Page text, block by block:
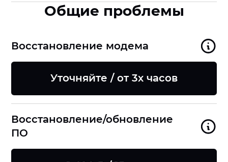
Общие проблемы
Восстановление модема
Уточняйте / от 3х часов
Восстановление/обновление
ПО